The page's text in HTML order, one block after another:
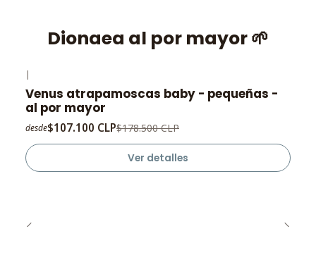
Dionaea al por mayor 🌱
-40%
OFF
Agotado
|
Venus atrapamoscas baby - pequeñas -
al por mayor
desde$107.100 CLP$178.500 CLP
Ver detalles